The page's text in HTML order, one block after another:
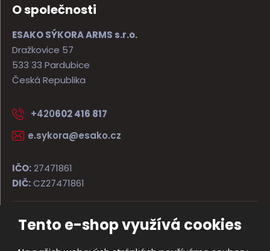
Tento e-shop využívá cookies
O společnosti
ESAKO SÝKORA ARMS s.r.o.
Dražkovice 57
533 33 Pardubice
Česká Republika
+420602 416 817
e.sykora@esako.cz
IČO:27471861
DIČ:CZ27471861
© 2026, ESAKO SÝKORA ARMS s.r.o.